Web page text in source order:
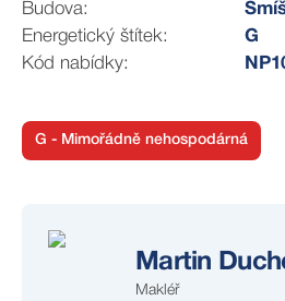
Budova:
Energetický štítek:
G
Kód nabídky:
G - Mimořádně nehospodárná
Martin
Makléř